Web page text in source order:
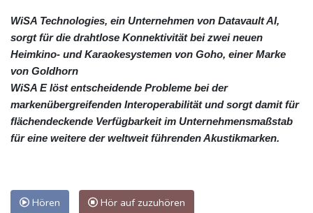
WiSA Technologies, ein Unternehmen von Datavault AI,
sorgt für die drahtlose Konnektivität bei zwei neuen
Heimkino- und Karaokesystemen von Goho, einer Marke
von Goldhorn
WiSA E löst entscheidende Probleme bei der
markenübergreifenden Interoperabilität und sorgt damit für
flächendeckende Verfügbarkeit im Unternehmensmaßstab
für eine weitere der weltweit führenden Akustikmarken.
Hören Hör auf zuzuhören